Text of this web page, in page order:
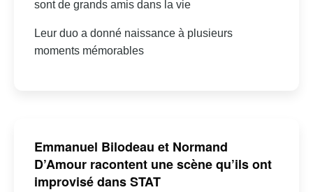
sont de grands amis dans la vie
Leur duo a donné naissance à plusieurs
moments mémorables
Emmanuel Bilodeau et Normand
D’Amour racontent une scène qu’ils ont
improvisé dans STAT